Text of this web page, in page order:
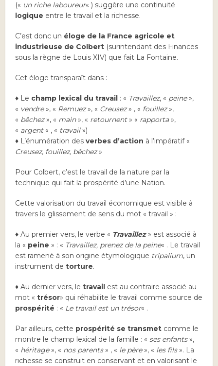
(« un riche laboureur« ) suggère une continuité
logique entre le travail et la richesse.
C’est donc un éloge de la France agricole et
industrieuse de Colbert (surintendant des Finances
sous la règne de Louis XIV) que fait La Fontaine.
Cet éloge transparaît dans :
♦ Le champ lexical du travail : « Travaillez, « peine»,
« vendre», « Remuez», « Creusez» , « fouillez»,
« bêchez», « main», « retournent» « rapporta»,
« argent« , « travail»)
♦ L’énumération desverbes d’action à l’impératif «
Creusez, fouillez, bêchez»
Pour Colbert, c’est le travail de la nature par la
technique qui fait la prospérité d’une Nation.
Cette valorisation du travail économique est visible à
travers le glissement de sens du mot « travail » :
♦ Au premier vers, le verbe « Travaillez» est associé à
la « peine » : « Travaillez, prenez de la peine« . Le travail
est ramené à son origine étymologique tripalium, un
instrument detorture.
♦ Au dernier vers, letravail est au contraire associé au
mot «trésor» qui réhabilite le travail comme source de
prospérité : « Le travail est un trésor« .
Par ailleurs, cette prospérité se transmet comme le
montre le champ lexical de la famille : « ses enfants»,
« héritage», « nos parents» , « le père», « les fils». La
richesse se construit en conservant et en valorisant le